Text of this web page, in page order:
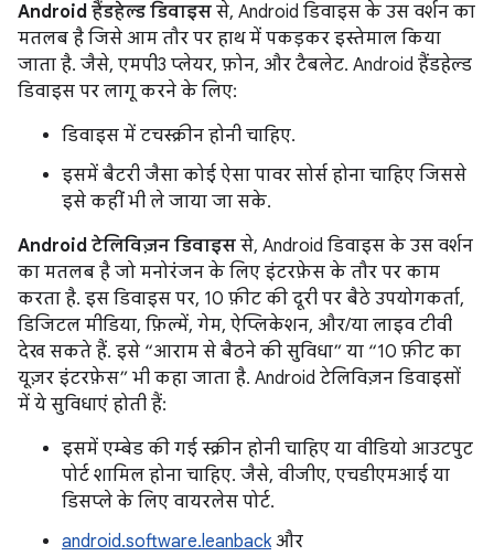
Android हैंडहेल्ड डिवाइस से, Android डिवाइस के उस वर्शन का
मतलब है जिसे आम तौर पर हाथ में पकड़कर इस्तेमाल किया
जाता है. जैसे, एमपी3 प्लेयर, फ़ोन, और टैबलेट. Android हैंडहेल्ड
डिवाइस पर लागू करने के लिए:
डिवाइस में टचस्क्रीन होनी चाहिए.
इसमें बैटरी जैसा कोई ऐसा पावर सोर्स होना चाहिए जिससे
इसे कहीं भी ले जाया जा सके.
Android टेलिविज़न डिवाइस से, Android डिवाइस के उस वर्शन
का मतलब है जो मनोरंजन के लिए इंटरफ़ेस के तौर पर काम
करता है. इस डिवाइस पर, 10 फ़ीट की दूरी पर बैठे उपयोगकर्ता,
डिजिटल मीडिया, फ़िल्में, गेम, ऐप्लिकेशन, और/या लाइव टीवी
देख सकते हैं. इसे “आराम से बैठने की सुविधा” या “10 फ़ीट का
यूज़र इंटरफ़ेस” भी कहा जाता है. Android टेलिविज़न डिवाइसों
में ये सुविधाएं होती हैं:
इसमें एम्बेड की गई स्क्रीन होनी चाहिए या वीडियो आउटपुट
पोर्ट शामिल होना चाहिए. जैसे, वीजीए, एचडीएमआई या
डिसप्ले के लिए वायरलेस पोर्ट.
android.software.leanbackऔर